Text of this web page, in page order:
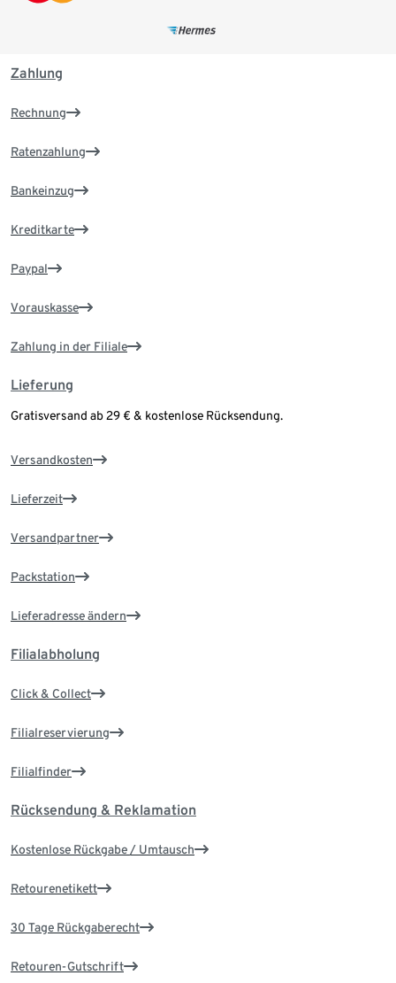
Zahlung
Rechnung
Ratenzahlung
Bankeinzug
Kreditkarte
Paypal
Vorauskasse
Zahlung in der Filiale
Lieferung
Gratisversand ab 29 € & kostenlose Rücksendung.
Versandkosten
Lieferzeit
Versandpartner
Packstation
Lieferadresse ändern
Filialabholung
Click & Collect
Filialreservierung
Filialfinder
Rücksendung & Reklamation
Kostenlose Rückgabe / Umtausch
Retourenetikett
30 Tage Rückgaberecht
Retouren-Gutschrift